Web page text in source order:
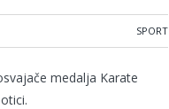
SPORT
medalja Karate